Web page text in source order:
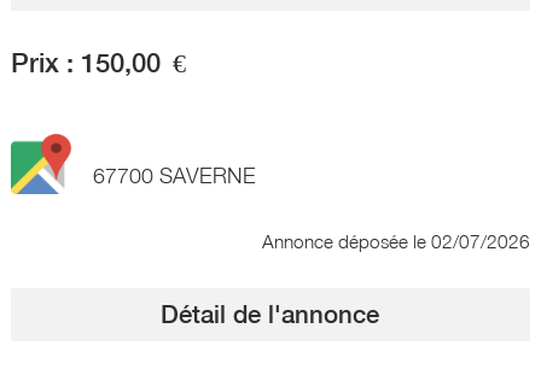
Prix : 150,00 €
67700 SAVERNE
Annonce déposée le 02/07/2026
Détail de l'annonce